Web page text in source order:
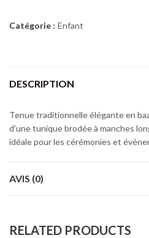
Catégorie : Enfant
DESCRIPTION
Tenue traditionnelle élégante en
d’une tunique brodée à manches
idéale pour les cérémonies et
AVIS (0)
RELATED PRODUCTS